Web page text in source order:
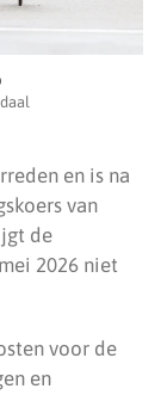
en is na
van
de
2026 niet
voor de
en